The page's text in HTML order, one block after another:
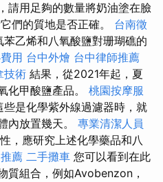
請用足夠的數量將奶油塗在臉
們的質地是否正確。 台南徵
苯乙烯和八氧酸鹽對珊瑚礁的
用 台中外燴 台中律師推薦
技術 結果，從2021年起，夏
化甲酸鹽產品。 桃園按摩服
是化學紫外線過濾器時，就
內放置幾天。 專業清潔人員
，應研究上述化學藥品和八
薦 二手攤車 您可以看到在此
質組合，例如Avobenzon，